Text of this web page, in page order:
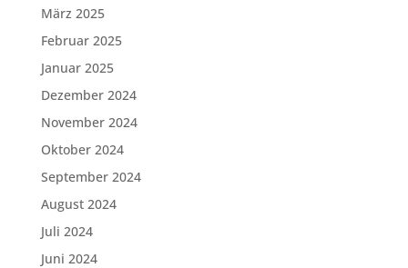
März 2025
Februar 2025
Januar 2025
Dezember 2024
November 2024
Oktober 2024
September 2024
August 2024
Juli 2024
Juni 2024